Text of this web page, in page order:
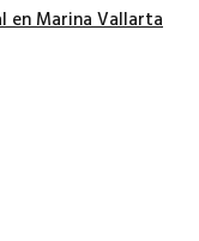
en Marina Vallarta